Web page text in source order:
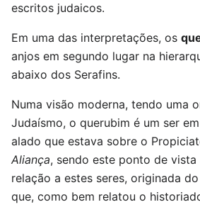
escritos judaicos.
Em uma das interpretações, os
anjos em segundo lugar na
abaixo dos Serafins.
Numa visão moderna, tendo uma
Judaísmo, o querubim é um ser
alado que estava sobre o
Aliança, sendo este ponto de vista
relação a estes seres, originada
que, como bem relatou o